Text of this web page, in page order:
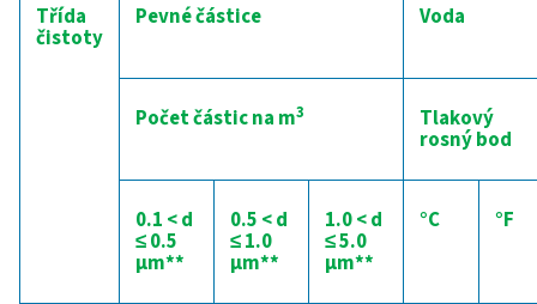
může způsobit vážné škody a nečekané odstávky
Spolehlivý systém sušení vám s tímto rizikem
bojovat. Nadměrná vlhkost totiž vede k rezavění
prvků a pohyblivých částí strojů, což snižuje jejich
zkracuje životnost. Zamrzání v řídicích vedeních? I
což vede k chybným údajům a výpadkům ve výrobě.
sušička vzduchu
zaručí, že se do vašich zařízení
suchý, spolehlivý stlačený vzduch. Díky tomu vaše